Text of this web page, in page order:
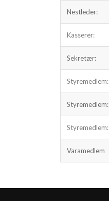
Nestleder:
Kasserer:
Sekretær:
Styremedlem:
Styremedlem:
Styremedlem:
Varamedlem